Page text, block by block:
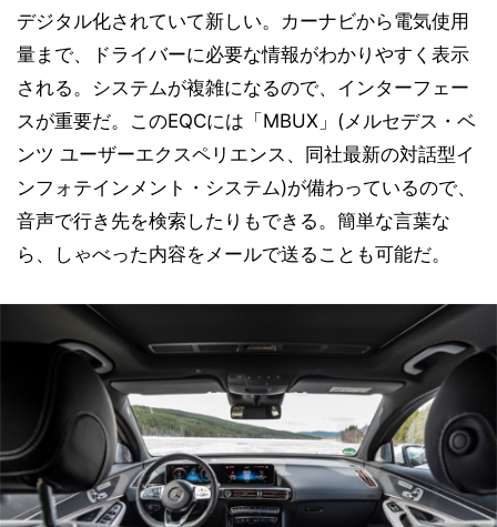
デジタル化されていて新しい。カーナビから電気使用
量まで、ドライバーに必要な情報がわかりやすく表示
される。システムが複雑になるので、インターフェー
スが重要だ。このEQCには「MBUX」(メルセデス・ベ
ンツ ユーザーエクスペリエンス、同社最新の対話型イ
ンフォテインメント・システム)が備わっているので、
音声で行き先を検索したりもできる。簡単な言葉な
ら、しゃべった内容をメールで送ることも可能だ。